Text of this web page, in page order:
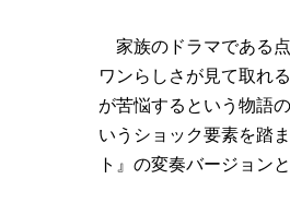
家族のドラマである
ワンらしさが見て取れ
が苦悩するという物語
いうショック要素を踏
ト』の変奏バージョン